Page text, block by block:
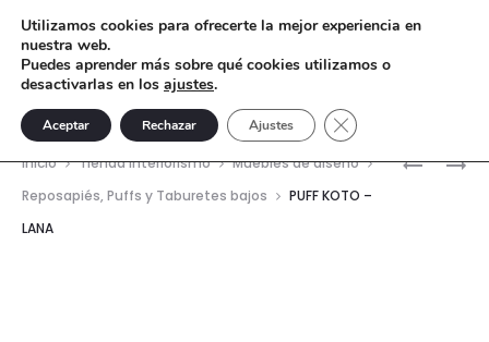
CAMA
MESA
Inicio Tienda interiorismo
Muebles de diseño
Reposapiés, Puffs y Taburetes bajos
PUFF KOTO –
LANA
Utilizamos cookies para ofrecerte la mejor experiencia en
nuestra web.
Puedes aprender más sobre qué cookies utilizamos o
desactivarlas en los ajustes.
Aceptar Rechazar Ajustes Cerrar el banner de